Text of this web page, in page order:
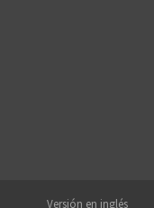
Versión en inglés